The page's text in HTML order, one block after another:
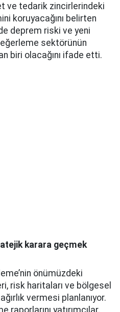
ve tedarik zincirlerindeki
koruyacağını belirten
deprem riski ve yeni
sektörünün
biri olacağını ifade etti.
karara geçmek
önümüzdeki
risk haritaları ve bölgesel
vermesi planlanıyor.
raporlarını yatırımcılar,